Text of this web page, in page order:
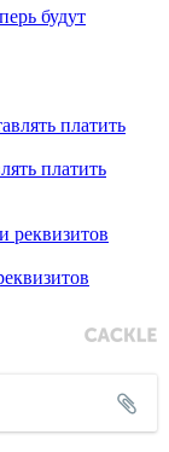
будут
платить